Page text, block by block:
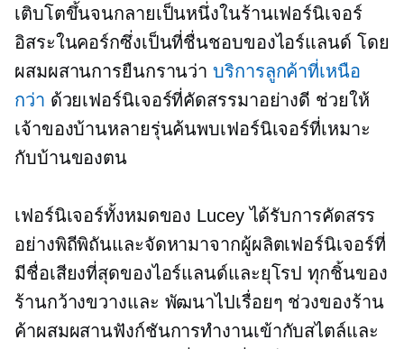
เติบโตขึ้นจนกลายเป็นหนึ่งในร้านเฟอร์นิเจอร์
อิสระในคอร์กซึ่งเป็นที่ชื่นชอบของไอร์แลนด์ โดย
ผสมผสานการยืนกรานว่าบริการลูกค้าที่เหนือ
กว่า ด้วยเฟอร์นิเจอร์ที่คัดสรรมาอย่างดี ช่วยให้
เจ้าของบ้านหลายรุ่นค้นพบเฟอร์นิเจอร์ที่เหมาะ
กับบ้านของตน
เฟอร์นิเจอร์ทั้งหมดของ Lucey ได้รับการคัดสรร
อย่างพิถีพิถันและจัดหามาจากผู้ผลิตเฟอร์นิเจอร์ที่
มีชื่อเสียงที่สุดของไอร์แลนด์และยุโรป ทุกชิ้นของ
ร้านกว้างขวางและ พัฒนาไปเรื่อยๆ ช่วงของร้าน
ค้าผสมผสานฟังก์ชันการทำงานเข้ากับสไตล์และ